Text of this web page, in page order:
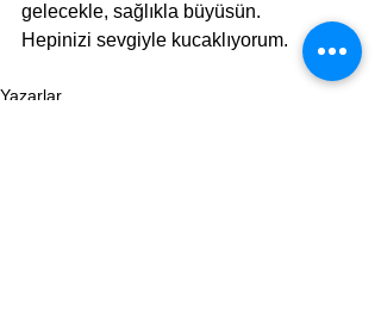
gelecekle, sağlıkla büyüsün.
Hepinizi sevgiyle kucaklıyorum.
Yazarlar